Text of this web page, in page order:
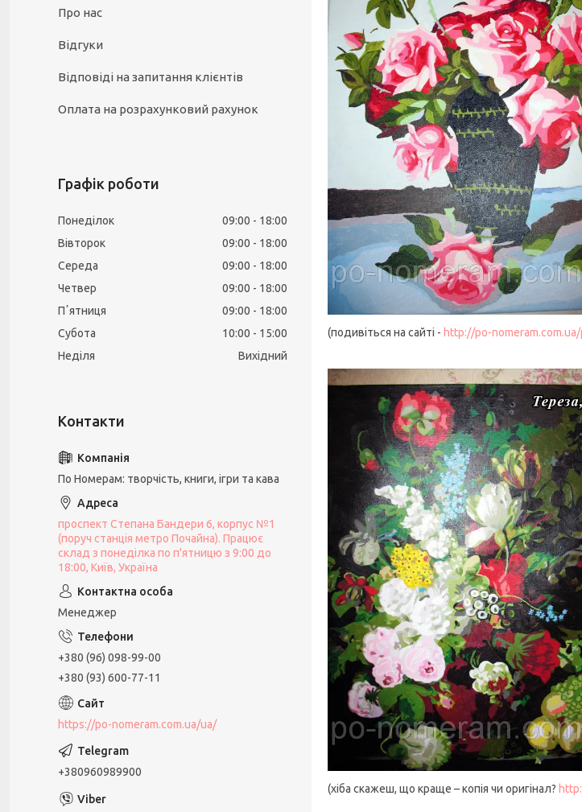
(подивіться на сайті - http://po-
(хіба скажеш, що краще – копія чи оригінал?
Про нас
Відгуки
Відповіді на запитання клієнтів
Оплата на розрахунковий рахунок
Графік роботи
Понеділок 09:00
18:00
Вівторок
09:00
18:00
Середа
09:00
18:00
Четвер
09:00
18:00
Пʼятниця
09:00
18:00
Субота
10:00
15:00
Неділя
Вихідний
По Номерам: творчість, книги, ігри та кава
проспект Степана Бандери 6, корпус №1
(поруч станція метро Почайна). Працює
склад з понеділка по п'ятницю з 9:00 до
18:00, Київ, Україна
Менеджер
+380 (96) 098-99-00
+380 (93) 600-77-11
https://po-nomeram.com.ua/ua/
+380960989900